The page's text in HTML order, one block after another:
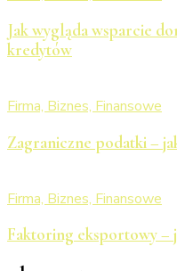
Jak wygląda wsparcie
kredytów
Firma, Biznes, Finansowe
Zagraniczne podatki –
Firma, Biznes, Finansowe
Faktoring eksportowy –